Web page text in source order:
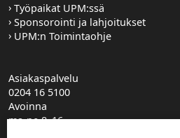
Työpaikat UPM:ssä
Sponsorointi ja lahjoitukset
UPM:n Toimintaohje
Asiakaspalvelu
0204 16 5100
Avoinna
ma-pe 8–16